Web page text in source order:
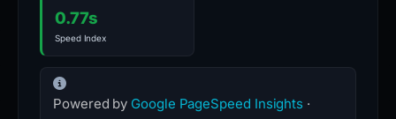
0.77s
Speed Index
Powered by Google PageSpeed Insights ·